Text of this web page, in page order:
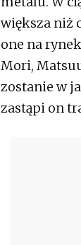
większa niż
one na
Mori,
zostanie w
zastąpi on